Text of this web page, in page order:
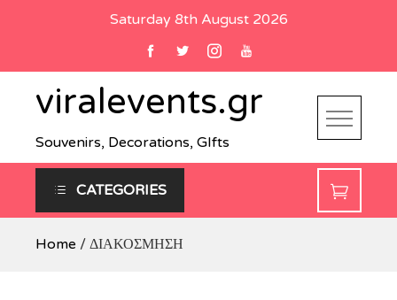
Saturday 8th August 2026
viralevents.gr
Souvenirs, Decorations, GIfts
CATEGORIES
Home / ΔΙΑΚΟΣΜΗΣΗ